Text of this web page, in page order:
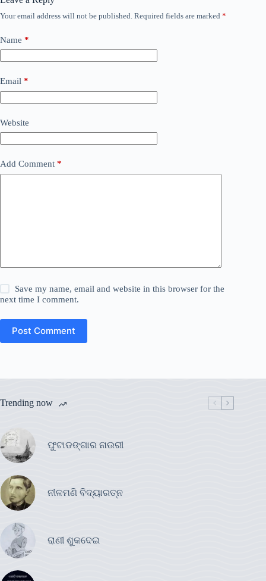
Your email address will not be published. Required fields are marked *
Name *
Email *
Website
Add Comment *
Save my name, email and website in this browser for the
next time I comment.
Post Comment
Trending now
ଫୁଟାଡଙ୍ଗାର ନାଉରୀ
ନୀଳମଣି ବିଦ୍ୟାରତ୍ନ
ରାଣୀ ଶୁକଦେଇ